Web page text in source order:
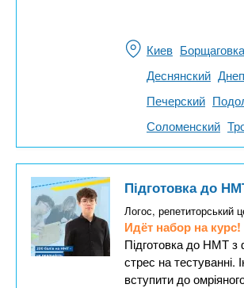
Киев Борщаговка
Деснянский
Печерский
Соломенский
Підготовка до
Логос, репетиторський
Идёт набор на курс!
Підготовка до НМТ з
стрес на
вступити до